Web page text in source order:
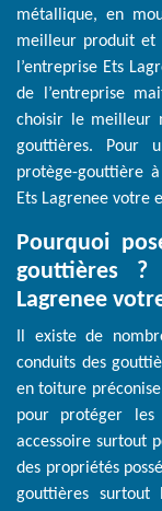
métallique, en
meilleur produit et
l’entreprise Ets
de l’entreprise
choisir le meilleur
gouttières. Pour
protège-gouttière
Ets Lagrenee votre
Pourquoi
gouttières ?
Lagrenee
Il existe de
conduits des
en toiture
pour protéger les
accessoire surtout
des propriétés
gouttières